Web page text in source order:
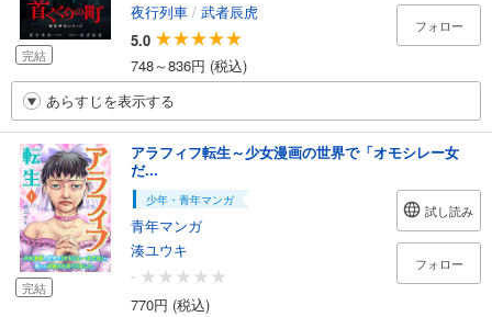
完結
夜行列車 / 武者辰虎
5.0
748～836円 (税込)
フォロー
あらすじを表示する
完結
アラフィフ転生～少女漫画の世界で「オモシレー女
だ...
少年・青年マンガ
青年マンガ
湊ユウキ
-
770円 (税込)
試し読み
フォロー